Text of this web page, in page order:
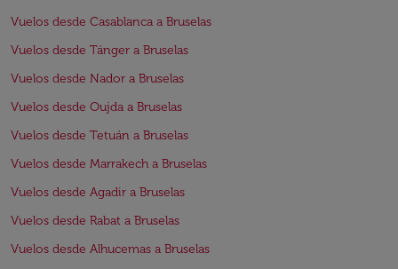
Vuelos desde Casablanca a Bruselas
Vuelos desde Tánger a Bruselas
Vuelos desde Nador a Bruselas
Vuelos desde Oujda a Bruselas
Vuelos desde Tetuán a Bruselas
Vuelos desde Marrakech a Bruselas
Vuelos desde Agadir a Bruselas
Vuelos desde Rabat a Bruselas
Vuelos desde Alhucemas a Bruselas